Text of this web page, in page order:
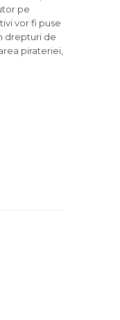
pe
vor fi puse
drepturi de
pirateriei,